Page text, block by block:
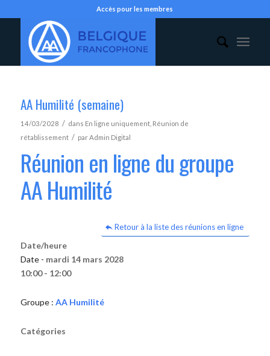
Accès pour les membres
AA Humilité (semaine)
14/03/2028 / dans En ligne uniquement, Réunion de
rétablissement / parAdmin Digital
Réunion en ligne du groupe
AA Humilité
Retour à la liste des réunions en ligne
Date/heure
Date - mardi 14 mars 2028
10:00 - 12:00
Groupe : AA Humilité
Catégories